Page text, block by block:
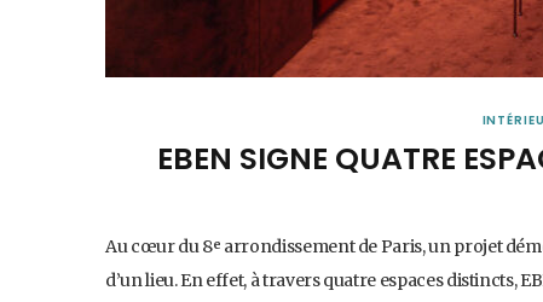
EBEN SIGNE QUATRE
Au cœur du 8ᵉ arrondissement de Paris, un projet
d’un lieu. En effet, à travers quatre espaces distincts,